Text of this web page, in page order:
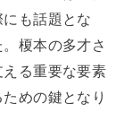
も話題とな
榎本の多才さ
る重要な要素
めの鍵となり